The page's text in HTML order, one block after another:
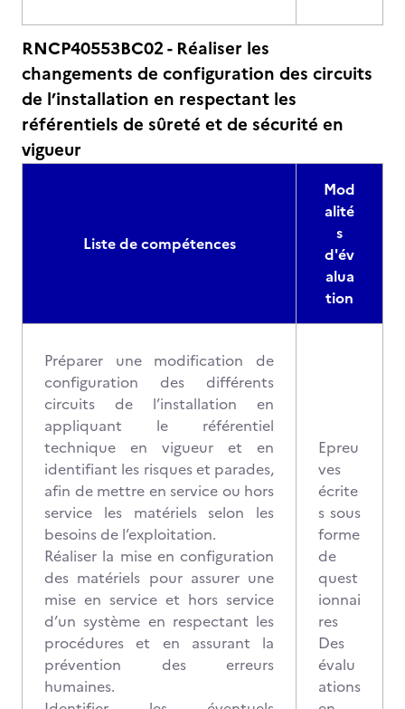
RNCP40553BC02 - Réaliser les
changements de configuration des circuits
de l’installation en respectant les
référentiels de sûreté et de sécurité en
vigueur
Liste de compétences
Mod
alité
s
d'év
alua
tion
Préparer une modification de
configuration des différents
circuits de l’installation en
appliquant le référentiel
technique en vigueur et en
identifiant les risques et parades,
afin de mettre en service ou hors
service les matériels selon les
besoins de l’exploitation.
Réaliser la mise en configuration
des matériels pour assurer une
mise en service et hors service
d’un système en respectant les
procédures et en assurant la
prévention des erreurs
humaines.
Epreu
ves
écrite
s sous
forme
de
quest
ionnai
res
Des
évalu
ations